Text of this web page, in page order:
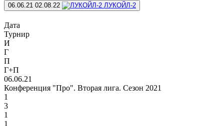
06.06.21 02.08.22 ЛУКОЙЛ-2
Дата
Турнир
И
Г
П
Г+П
06.06.21
Конференция "Про". Вторая лига. Сезон 2021
1
3
1
1